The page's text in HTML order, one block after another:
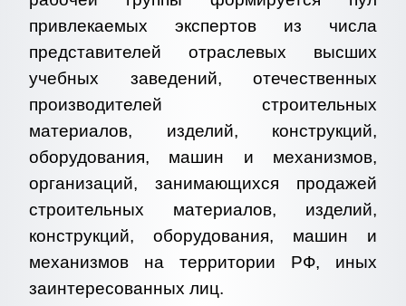
привлекаемых экспертов из числа
представителей отраслевых высших
учебных заведений, отечественных
производителей строительных
материалов, изделий, конструкций,
оборудования, машин и механизмов,
организаций, занимающихся продажей
строительных материалов, изделий,
конструкций, оборудования, машин и
механизмов на территории РФ, иных
заинтересованных лиц.